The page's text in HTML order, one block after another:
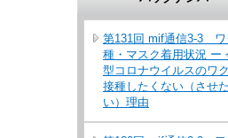
第131回 mif通信3-3 ワ
種・マスク着用状況 ー
型コロナウイルスのワ
接種したくない（させ
い）理由